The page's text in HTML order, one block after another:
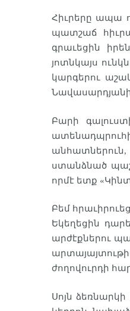
Հիւրերը ապա
պատշաճ
գրաւեցին
յոտնկայս
կարգերու
Բարի
ստանձնած
որմէ ետք
Բեմ
Եկեղեցին
արժէքներու
ժողովուրդի
Սոյն